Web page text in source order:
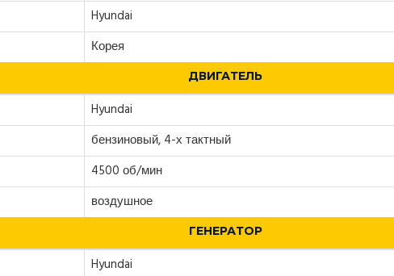
Hyundai
Корея
ДВИГАТЕЛЬ
Hyundai
бензиновый, 4-х тактный
4500 об/мин
воздушное
ГЕНЕРАТОР
Hyundai